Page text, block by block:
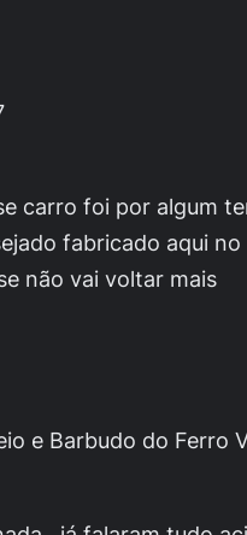
carro foi por algum
fabricado aqui no
não vai voltar mais
e Barbudo do Ferro